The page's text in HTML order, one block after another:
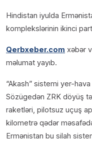
Hindistan iyulda
komplekslərinin ikinci
Qerbxeber.com xəbər
məlumat yayıb.
“Akash” sistemi yer-
Sözügedən ZRK döyüş
raketləri, pilotsuz uçuş
kilometrə qədər
Ermənistan bu silah